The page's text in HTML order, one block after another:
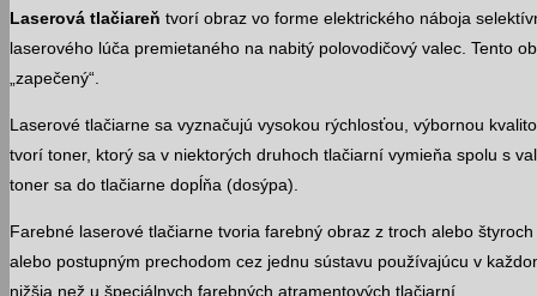
Laserová tlačiareň tvorí obraz vo forme elektrického náboja
laserového lúča premietaného na nabitý polovodičový valec. Tento
„zapečený“.
Laserové tlačiarne sa vyznačujú vysokou rýchlosťou, výbornou
tvorí toner, ktorý sa v niektorých druhoch tlačiarní vymieňa spolu s
toner sa do tlačiarne dopĺňa (dosýpa).
Farebné laserové tlačiarne tvoria farebný obraz z troch alebo
alebo postupným prechodom cez jednu sústavu používajúcu v
nižšia než u špeciálnych farebných atramentových tlačiarní.